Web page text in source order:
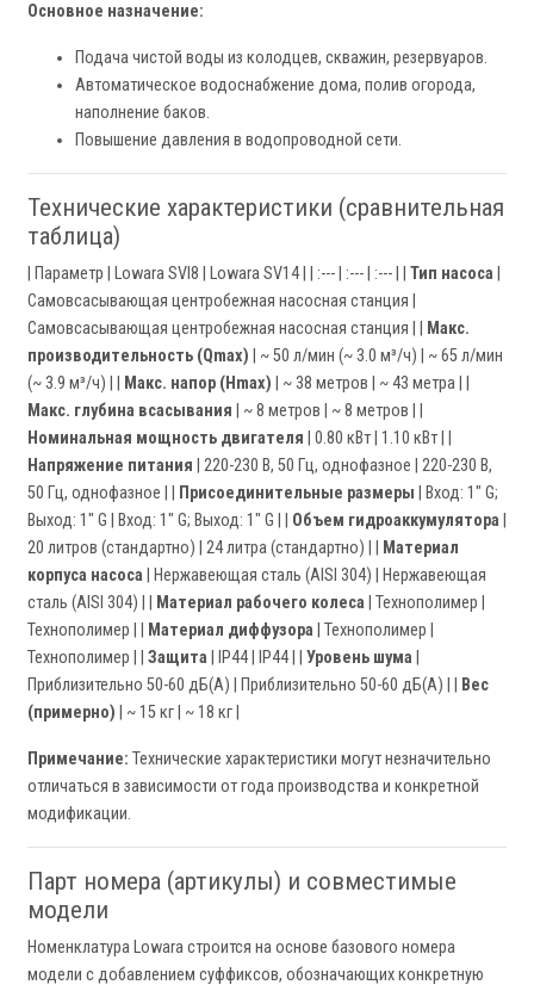
Основное назначение:
Подача чистой воды из колодцев, скважин, резервуаров.
Автоматическое водоснабжение дома, полив огорода,
наполнение баков.
Повышение давления в водопроводной сети.
Технические характеристики (сравнительная
таблица)
| Параметр | Lowara SVI8 | Lowara SV14 | | :--- | :--- | :--- | | Тип насоса
Самовсасывающая центробежная насосная станция |
Самовсасывающая центробежная насосная станция | |
Макс.
производительность (Qmax) | ~ 50 л/мин (~ 3.0 м³/ч) | ~ 65 л/мин
(~ 3.9 м³/ч) | |
Макс. напор (Hmax) | ~ 38 метров | ~ 43 метра | |
Макс. глубина всасывания | ~ 8 метров | ~ 8 метров | |
Номинальная мощность двигателя | 0.80 кВт | 1.10 кВт | |
Напряжение питания | 220-230 В, 50 Гц, однофазное | 220-230 В,
50 Гц, однофазное | |
Присоединительные размеры | Вход: 1" G;
Выход: 1" G | Вход: 1" G; Выход: 1" G | | Объем гидроаккумулятора
20 литров (стандартно) | 24 литра (стандартно) | |
Материал
корпуса насоса | Нержавеющая сталь (AISI 304) | Нержавеющая
сталь (AISI 304) | |
Материал рабочего колеса | Технополимер |
Технополимер | |
Материал диффузора | Технополимер |
Технополимер | | Защита | IP44 | IP44 | | Уровень шума
Приблизительно 50-60 дБ(А) | Приблизительно 50-60 дБ(А) | |
Вес
(примерно) | ~ 15 кг | ~ 18 кг |
Примечание: Технические характеристики могут незначительно
отличаться в зависимости от года производства и конкретной
модификации.
Парт номера (артикулы) и совместимые
модели
Номенклатура Lowara строится на основе базового номера
модели с добавлением суффиксов, обозначающих конкретную